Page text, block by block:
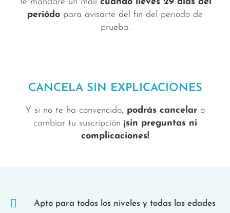
periódo para avisarte del fin del periodo de
prueba.
CANCELA SIN EXPLICACIONES
Y si no te ha convencido, podrás cancelar o
cambiar tu suscripción ¡sin preguntas ni
complicaciones!
Apto para todos los niveles y todas las edades